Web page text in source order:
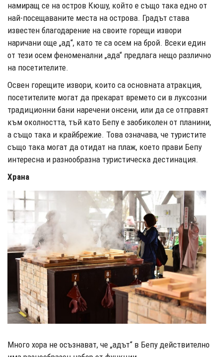
намиращ се на остров Кюшу, който е също така едно от
най-посещаваните места на острова. Градът става
известен благодарение на своите горeщи извори
наричани още „ад“, като те са осем на брой. Всеки един
от тези осем феноменални „ада“ предлага нещо различно
на посетителите.
Освен горещите извори, които са основната атракция,
посетителите могат да прекарат времето си в луксозни
традиционни бани наречени онсени, или да се отправят
към околността, тъй като Бепу е заобиколен от планини,
а също така и крайбрежие. Това означава, че туристите
също така могат да отидат на плаж, което прави Бепу
интересна и разнообразна туристическа дестинация.
Храна
Много хора не осъзнават, че „адът“ в Бепу действително